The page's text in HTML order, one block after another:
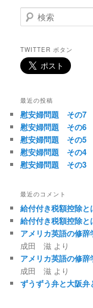
検
索
TWITTER ボタン
最近の投稿
慰安婦問題 その7
慰安婦問題 その6
慰安婦問題 その5
慰安婦問題 その4
慰安婦問題 その3
最近のコメント
給付付き税額控除と
給付付き税額控除と
アメリカ英語の修
成田 滋 より
アメリカ英語の修
成田 滋 より
ずうずう弁と大阪弁